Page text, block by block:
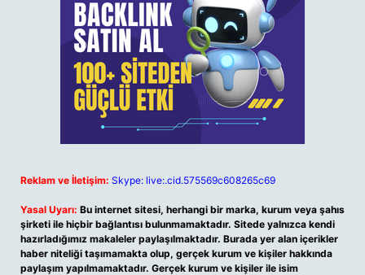
Reklam ve İletişim: Skype: live:.cid.575569c608265c69
Yasal Uyarı: Bu internet sitesi, herhangi bir marka, kurum veya şahıs
şirketi ile hiçbir bağlantısı bulunmamaktadır. Sitede yalnızca kendi
hazırladığımız makaleler paylaşılmaktadır. Burada yer alan içerikler
haber niteliği taşımamakta olup, gerçek kurum ve kişiler hakkında
paylaşım yapılmamaktadır. Gerçek kurum ve kişiler ile isim